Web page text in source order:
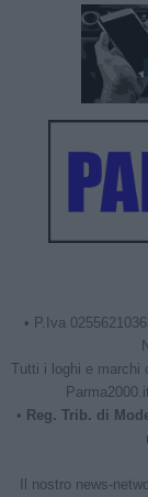
• P.Iva
Tutti i loghi e marchi
• Reg. Trib. di
Il nostro news-